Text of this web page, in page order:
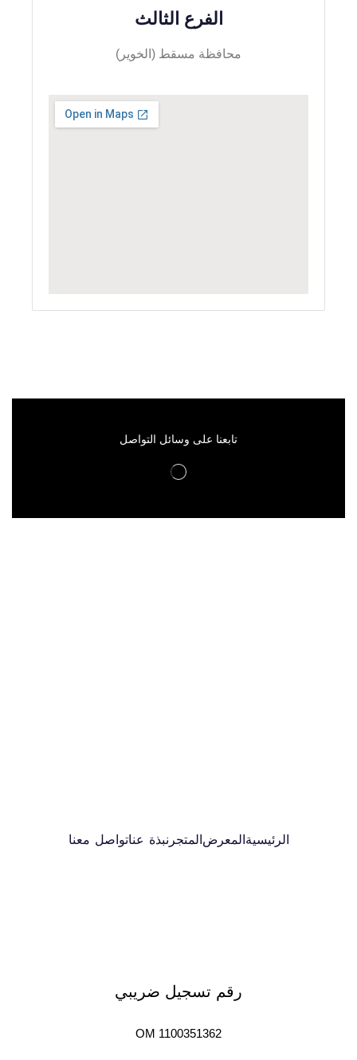
الفرع الثالث
محافظة مسقط (الخوير)
تابعنا على وسائل التواصل
الرئيسية المعرض المتجر نبذة عناتواصل معنا
رقم تسجيل ضريبي
OM 1100351362